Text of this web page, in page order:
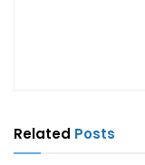
Related Posts